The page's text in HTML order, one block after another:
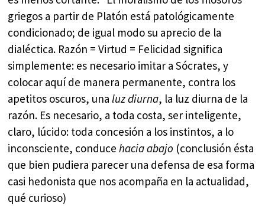
griegos a partir de Platón está patológicamente
condicionado; de igual modo su aprecio de la
dialéctica. Razón = Virtud = Felicidad significa
simplemente: es necesario imitar a Sócrates, y
colocar aquí de manera permanente, contra los
apetitos oscuros, unaluz diurna, la luz diurna de la
razón. Es necesario, a toda costa, ser inteligente,
claro, lúcido: toda concesión a los instintos, a lo
inconsciente, conducehacia abajo (conclusión ésta
que bien pudiera parecer una defensa de esa forma
casi hedonista que nos acompaña en la actualidad,
qué curioso)